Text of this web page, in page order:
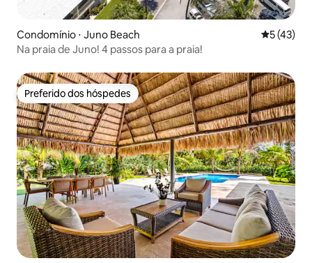
Condomínio ⋅ Juno Beach 5 de uma
5 (43)
Na praia de Juno! 4 passos para a praia!
Preferido dos hóspedes
Preferido dos hóspedes